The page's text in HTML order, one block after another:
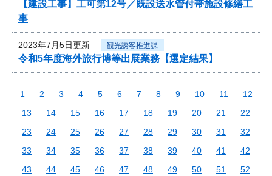
【建設工事】工可第12号／既設送水管付帯施設修繕工
事
2023年7月5日更新 観光誘客推進課
令和5年度海外旅行博等出展業務【選定結果】
1 2 3 4 5 6 7 8 9 10 11
12
13
14 15 16 17 18 19 20 21
22
23
24 25 26 27 28 29 30 31
32
33
34 35 36 37 38 39 40 41
42
43
44 45 46 47 48 49 50 51
52